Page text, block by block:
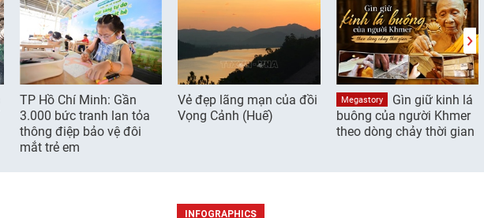
TP Hồ Chí Minh: Gần
3.000 bức tranh lan tỏa
thông điệp bảo vệ đôi
mắt trẻ em
Vẻ đẹp lãng mạn của đồi
Vọng Cảnh (Huế)
Megastory
Gìn giữ kinh lá
buông của người Khmer
theo dòng chảy thời gian
INFOGRAPHICS